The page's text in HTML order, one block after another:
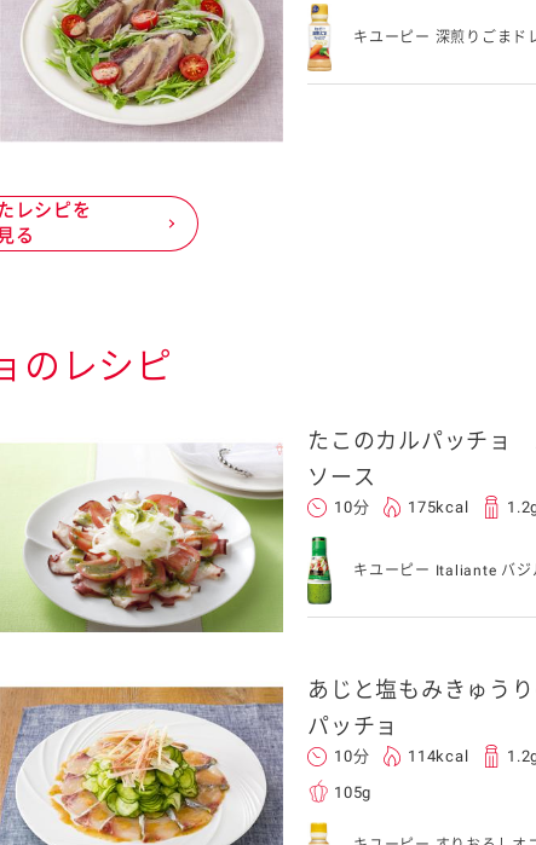
キユーピー 深煎りごまド
レシピを
る
のレシピ
たこのカルパッチョ
ソース
10分 175kcal
キユーピー Italiante バジ
あじと塩もみきゅう
パッチョ
10分 114kcal
105g